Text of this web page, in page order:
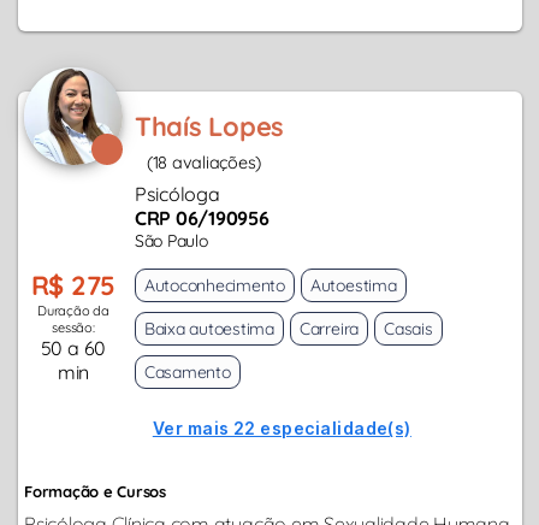
Thaís Lopes
(18 avaliações)
Psicóloga
CRP 06/190956
São Paulo
R$ 275
Duração da
sessão:
50 a 60
min
Autoconhecimento
Autoestima
Baixa autoestima
Carreira
Casais
Casamento
Ver mais 22 especialidade(s)
Formação e Cursos